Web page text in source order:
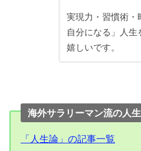
実現力・習慣術・
自分になる」人生
嬉しいです。
海外サラリーマン流の人
「人生論」の記事一覧